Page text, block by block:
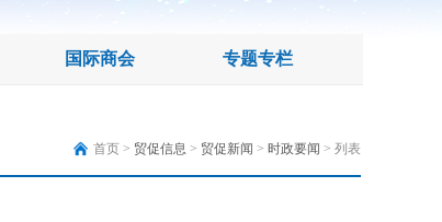
国际商会 专题专栏
首页 > 贸促信息 > 贸促新闻 > 时政要闻 > 列表